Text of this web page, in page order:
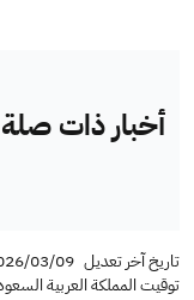
أخبار ذات صلة
تاريخ آخر تعديل 2026/03/09 -
توقيت المملكة العربية